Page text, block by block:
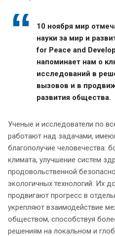
10 ноября мир
науки за мир и
for Peace and
напоминает нам о
исследований в
вызовов и в
развития общества.
Ученые и исследователи по
работают над задачами,
благополучие человечества:
климата, улучшение систем
продовольственной
экологичных технологий. Их
продвигают прогресс в
укрепляют взаимодействие
обществом, способствуя
решениям на локальном и